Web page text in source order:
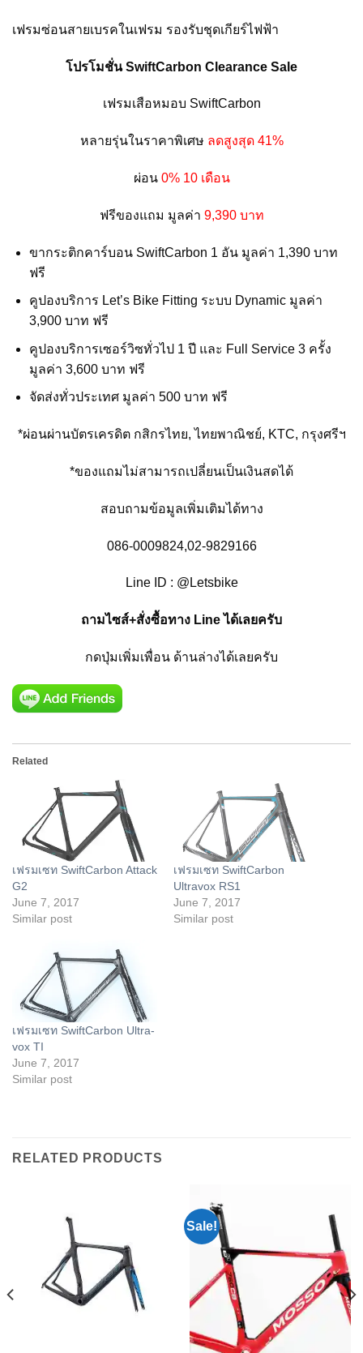
เฟรมซ่อนสายเบรคในเฟรม รองรับชุดเกียร์ไฟฟ้า
โปรโมชั่น SwiftCarbon Clearance Sale
เฟรมเสือหมอบ SwiftCarbon
หลายรุ่นในราคาพิเศษ ลดสูงสุด 41%
ผ่อน 0% 10 เดือน
ฟรีของแถม มูลค่า 9,390 บาท
ขากระติกคาร์บอน SwiftCarbon 1 อัน มูลค่า 1,390 บาท
ฟรี
คูปองบริการ Let’s Bike Fitting ระบบ Dynamic มูลค่า
3,900 บาท ฟรี
คูปองบริการเซอร์วิซทั่วไป 1 ปี และ Full Service 3 ครั้ง
มูลค่า 3,600 บาท ฟรี
จัดส่งทั่วประเทศ มูลค่า 500 บาท ฟรี
*ผ่อนผ่านบัตรเครดิต กสิกรไทย, ไทยพาณิชย์, KTC, กรุงศรีฯ
*ของแถมไม่สามารถเปลี่ยนเป็นเงินสดได้
สอบถามข้อมูลเพิ่มเติมได้ทาง
086-0009824,02-9829166
Line ID : @Letsbike
ถามไซส์+สั่งซื้อทาง Line ได้เลยครับ
กดปุ่มเพิ่มเพื่อน ด้านล่างได้เลยครับ
Related
เฟรมเซท SwiftCarbon Attack
G2
June 7, 2017
Similar post
เฟรมเซท SwiftCarbon
Ultravox RS1
June 7, 2017
Similar post
เฟรมเซท SwiftCarbon Ultra-
vox TI
June 7, 2017
Similar post
RELATED PRODUCTS
Sale!